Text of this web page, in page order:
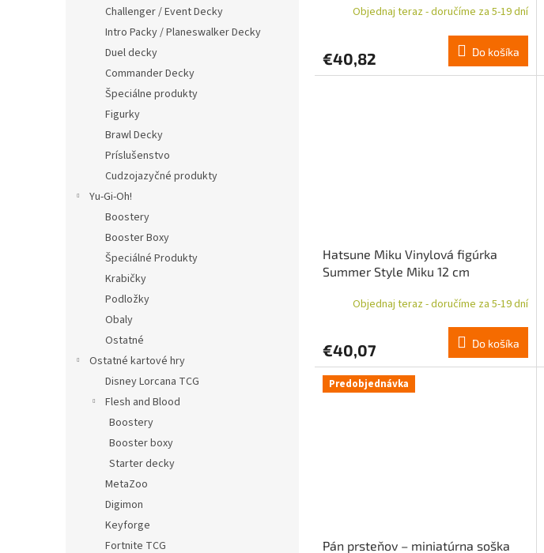
Challenger / Event Decky
Intro Packy / Planeswalker Decky
Duel decky
Commander Decky
Špeciálne produkty
Figurky
Brawl Decky
Príslušenstvo
Cudzojazyčné produkty
Yu-Gi-Oh!
Boostery
Booster Boxy
Špeciálné Produkty
Krabičky
Podložky
Obaly
Ostatné
Ostatné kartové hry
Disney Lorcana TCG
Flesh and Blood
Boostery
Booster boxy
Starter decky
MetaZoo
Digimon
Keyforge
Fortnite TCG
Objednaj teraz - doručíme za 5-19 dní
€40,82 Do košíka
Hatsune Miku Vinylová figúrka
Summer Style Miku 12 cm
Objednaj teraz - doručíme za 5-19 dní
€40,07 Do košíka
Predobjednávka
Pán prsteňov – miniatúrna soška